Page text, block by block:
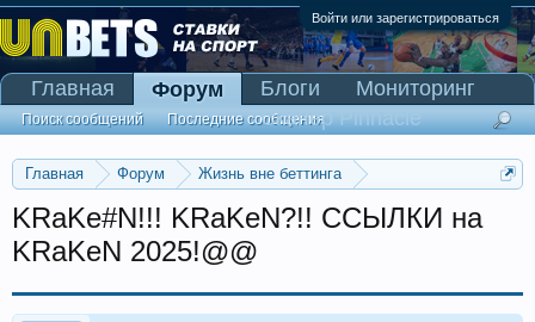
Войти или зарегистрироваться
Главная Форум
Жизнь вне беттинга
KRaKe#N!!! KRaKeN?!! ССЫЛКИ на
KRaKeN 2025!@@
Главная Форум
Поиск сообщений Последние сообщения
Блоги
Мониторинг
Сканер Pinnacle